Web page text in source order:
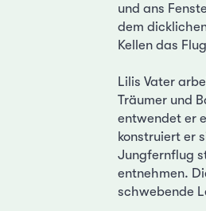
und ans
dem
Kellen das
Lilis Vater
Träumer und
entwendet er
konstruiert er
Jungfernflug
entnehmen.
schwebende